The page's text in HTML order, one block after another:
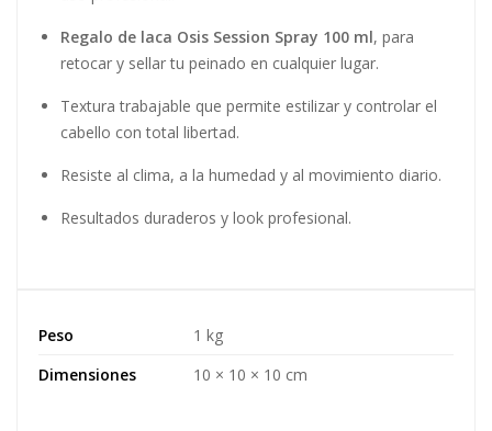
Regalo de laca Osis Session Spray 100 ml, para
retocar y sellar tu peinado en cualquier lugar.
Textura trabajable que permite estilizar y controlar el
cabello con total libertad.
Resiste al clima, a la humedad y al movimiento diario.
Resultados duraderos y look profesional.
Peso
1 kg
Dimensiones
10 × 10 × 10 cm